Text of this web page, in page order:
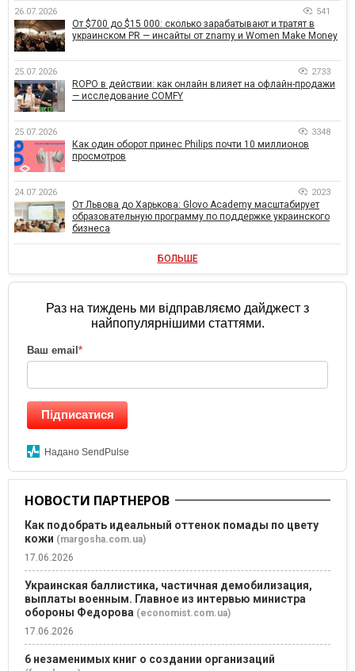
26.07.2026 541
От $700 до $15 000: сколько зарабатывают и тратят в
украинском PR — инсайты от znamy и Women Make Money
25.07.2026 2733
ROPO в действии: как онлайн влияет на офлайн-продажи
— исследование COMFY
25.07.2026 3348
Как один оборот принес Philips почти 10 миллионов
просмотров
24.07.2026 2023
От Львова до Харькова: Glovo Academy масштабирует
образовательную программу по поддержке украинского
бизнеса
БОЛЬШЕ
Раз на тиждень ми відправляємо дайджест з
найпопулярнішими статтями.
Ваш email*
Підписатися
Надано SendPulse
НОВОСТИ ПАРТНЕРОВ
Как подобрать идеальный оттенок помады по цвету
кожи (margosha.com.ua)
17.06.2026
Украинская баллистика, частичная демобилизация,
выплаты военным. Главное из интервью министра
обороны Федорова (economist.com.ua)
17.06.2026
6 незаменимых книг о создании организаций